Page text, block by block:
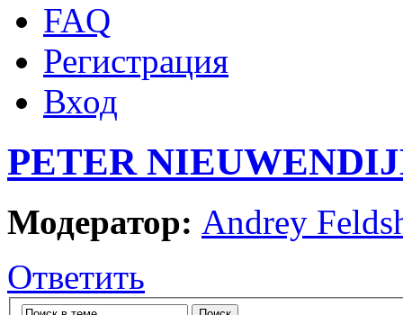
FAQ
Регистрация
Вход
PETER
Модератор: Andrey
Ответить